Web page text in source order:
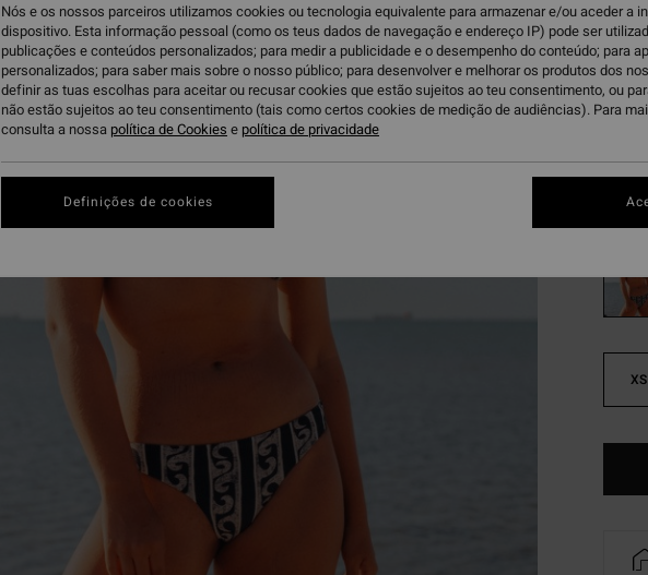
ECO-
€
€
Cor
XS
Nós e os nossos parceiros utilizamos cookies ou tecnologia equivalente para armazenar e/ou aceder a
dispositivo. Esta informação pessoal (como os teus dados de navegação e endereço IP) pode ser
publicações e conteúdos personalizados; para medir a publicidade e o desempenho do conteúdo; para
personalizados; para saber mais sobre o nosso público; para desenvolver e melhorar os produtos dos
definir as tuas escolhas para aceitar ou recusar cookies que estão sujeitos ao teu consentimento, ou
não estão sujeitos ao teu consentimento (tais como certos cookies de medição de audiências). Para
consulta a nossa política de Cookies e política de privacidade
Definições de cookies